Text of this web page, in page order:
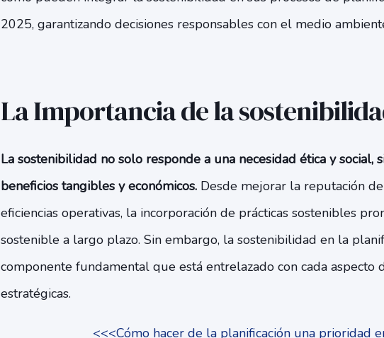
2025, garantizando decisiones responsables con el medio
La Importancia de la
La sostenibilidad no solo responde a una necesidad ética y social,
beneficios tangibles y económicos.Desde mejorar la reputación
eficiencias operativas, la incorporación de prácticas sostenibles
sostenible a largo plazo. Sin embargo, la sostenibilidad en la
componente fundamental que está entrelazado con cada aspecto
estratégicas.
<<<Cómo hacer de la planificación una prioridad